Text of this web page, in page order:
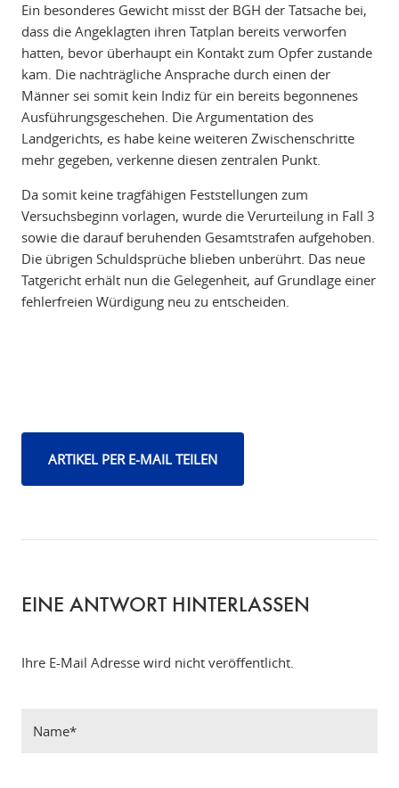
Ein besonderes Gewicht misst der BGH der Tatsache bei,
dass die Angeklagten ihren Tatplan bereits verworfen
hatten, bevor überhaupt ein Kontakt zum Opfer zustande
kam. Die nachträgliche Ansprache durch einen der
Männer sei somit kein Indiz für ein bereits begonnenes
Ausführungsgeschehen. Die Argumentation des
Landgerichts, es habe keine weiteren Zwischenschritte
mehr gegeben, verkenne diesen zentralen Punkt.
Da somit keine tragfähigen Feststellungen zum
Versuchsbeginn vorlagen, wurde die Verurteilung in Fall 3
sowie die darauf beruhenden Gesamtstrafen aufgehoben.
Die übrigen Schuldsprüche blieben unberührt. Das neue
Tatgericht erhält nun die Gelegenheit, auf Grundlage einer
fehlerfreien Würdigung neu zu entscheiden.
ARTIKEL PER E-MAIL TEILEN
EINE ANTWORT HINTERLASSEN
Ihre E-Mail Adresse wird nicht veröffentlicht.